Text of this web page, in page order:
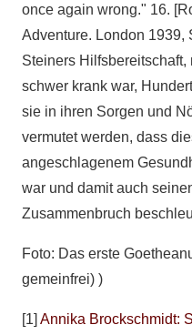
once again wrong." 16.
Adventure. London 1939,
Steiners Hilfsbereitschaft,
schwer krank war,
sie in ihren Sorgen und
vermutet werden, dass
angeschlagenem
war und damit auch
Zusammenbruch
Foto: Das erste
gemeinfrei) )
[1] Annika Brockschmidt: